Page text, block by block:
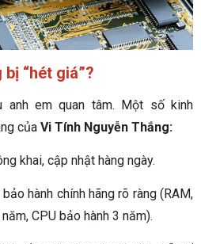
“hét giá”?
anh em quan tâm. Một số kinh
của Vi Tính Nguyễn Thắng:
khai, cập nhật hàng ngày.
hành chính hãng rõ ràng (RAM,
CPU bảo hành 3 năm).